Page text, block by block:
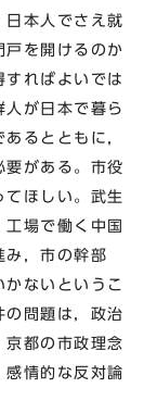
日本人でさえ就
を開けるのか
すればよいでは
人が日本で暮ら
るとともに，
要がある。市役
ほしい。武生
場で働く中国
み，市の幹部
ないというこ
の問題は，政治
京都の市政理念
感情的な反対論